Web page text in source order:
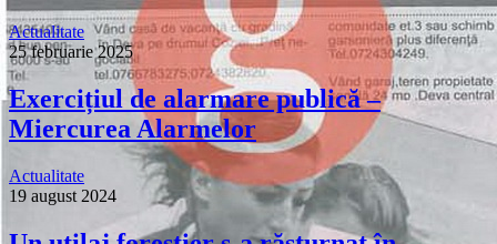
Actualitate
25 februarie 2025
Exercițiul de alarmare publică –
Miercurea Alarmelor
Actualitate
19 august 2024